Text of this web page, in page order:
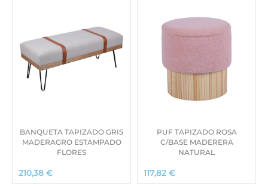
BANQUETA TAPIZADO GRIS
MADERAGRO ESTAMPADO
FLORES
210,38 €
PUF TAPIZADO ROSA
C/BASE MADERERA
NATURAL
117,82 €